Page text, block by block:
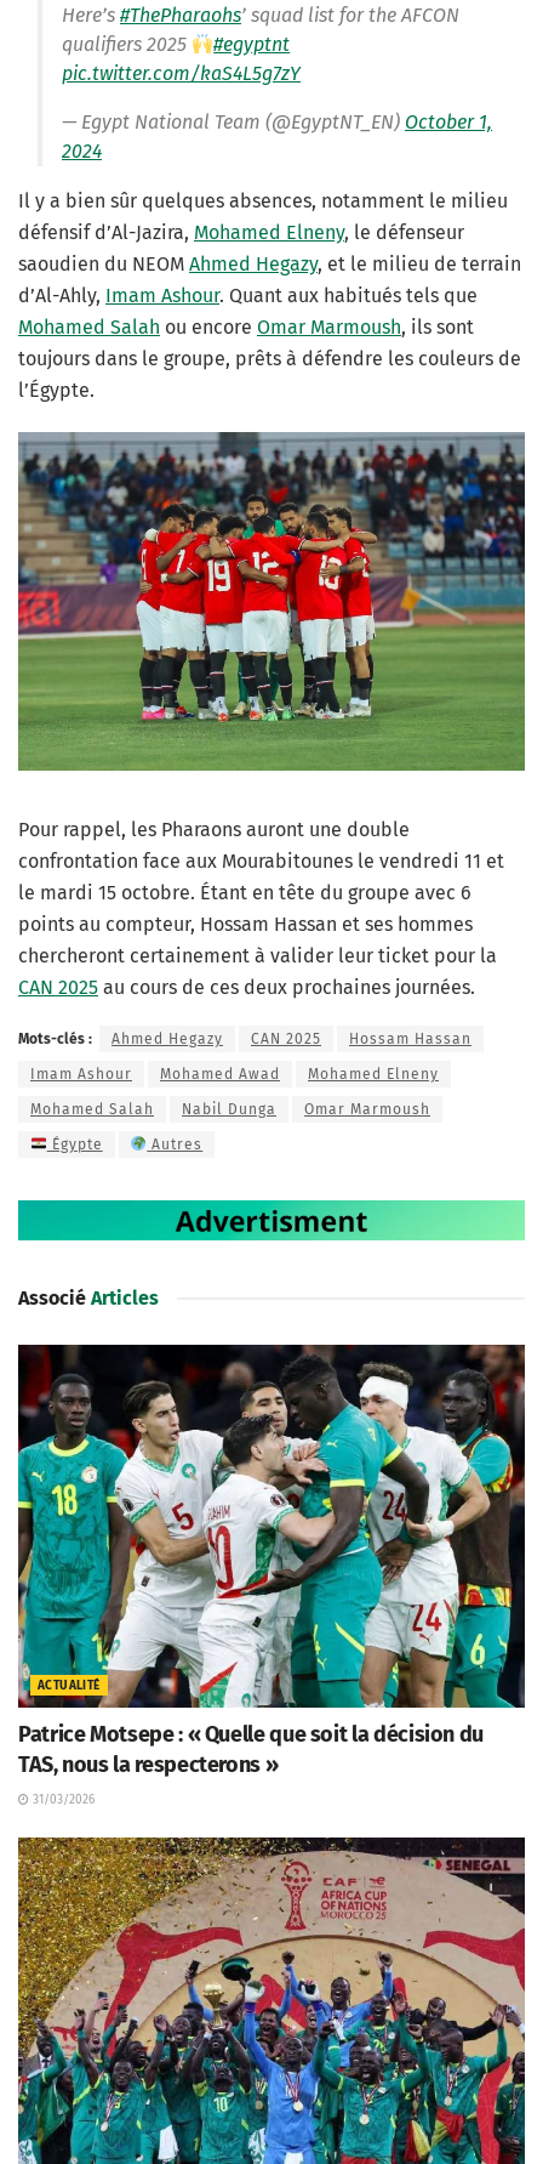
Here’s #ThePharaohs’ squad list for the AFCON
qualifiers 2025
#egyptnt
pic.twitter.com/kaS4L5g7zY
— Egypt National Team (@EgyptNT_EN) October 1,
2024
Il y a bien sûr quelques absences, notamment le milieu
défensif d’Al-Jazira, Mohamed Elneny, le défenseur
saoudien du NEOM Ahmed Hegazy, et le milieu de terrain
d’Al-Ahly, Imam Ashour. Quant aux habitués tels que
Mohamed Salah ou encore Omar Marmoush, ils sont
toujours dans le groupe, prêts à défendre les couleurs de
l’Égypte.
Pour rappel, les Pharaons auront une double
confrontation face aux Mourabitounes le vendredi 11 et
le mardi 15 octobre. Étant en tête du groupe avec 6
points au compteur, Hossam Hassan et ses hommes
chercheront certainement à valider leur ticket pour la
CAN 2025 au cours de ces deux prochaines journées.
Mots-clés : Ahmed Hegazy CAN 2025 Hossam Hassan
Imam Ashour Mohamed Awad Mohamed Elneny
Mohamed Salah Nabil Dunga Omar Marmoush
Égypte Autres
Associé Articles
ACTUALITÉ
Patrice Motsepe : « Quelle que soit la décision du
TAS, nous la respecterons »
31/03/2026